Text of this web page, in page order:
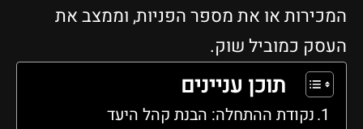
המכירות או את מספר הפניות, וממצב את
העסק כמוביל שוק.
תוכן עניינים
נקודת ההתחלה: הבנת קהל היעד